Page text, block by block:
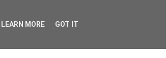
LEARN MORE GOT IT